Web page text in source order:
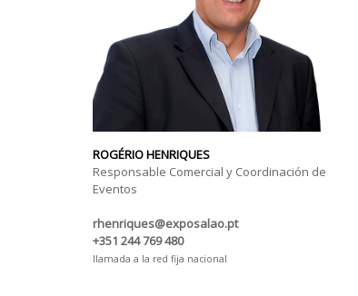
ROGÉRIO HENRIQUES
Responsable Comercial y Coordinación de
Eventos
rhenriques@exposalao.pt
+351 244 769 480
llamada a la red fija nacional